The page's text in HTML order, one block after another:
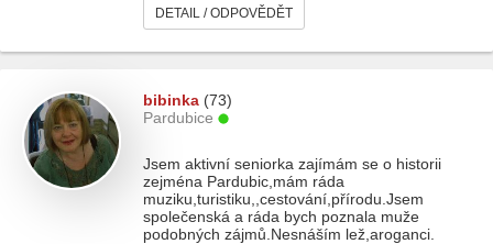
DETAIL / ODPOVĚDĚT
bibinka (73)
Pardubice
Jsem aktivní seniorka zajímám se o historii
zejména Pardubic,mám ráda
muziku,turistiku,,cestování,přírodu.Jsem
společenská a ráda bych poznala muže
podobných zájmů.Nesnáším lež,aroganci.